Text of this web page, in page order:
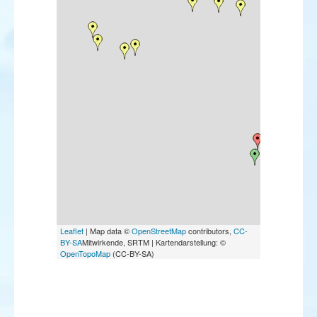
Leaflet | Map data ©OpenStreetMapcontributors, CC-
BY-SAMitwirkende, SRTM | Kartendarstellung: ©
OpenTopoMap (CC-BY-SA)